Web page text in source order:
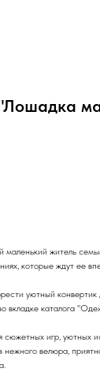
житель
которые ждут ее
уютный
вкладке каталога
сюжетных игр, уютных
нежного велюра,